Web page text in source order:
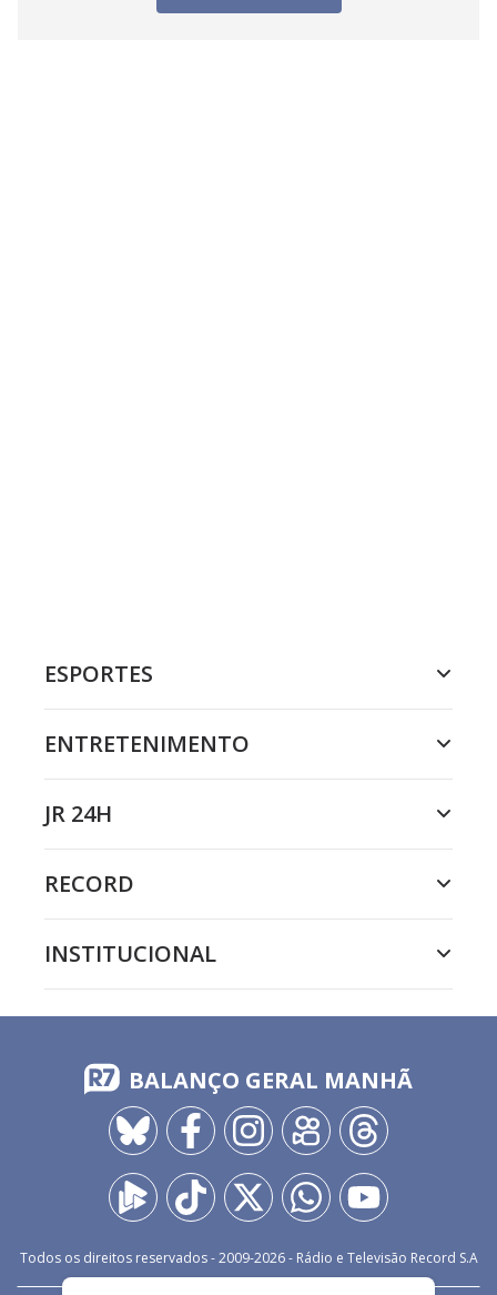
ESPORTES
ENTRETENIMENTO
JR 24H
RECORD
INSTITUCIONAL
BALANÇO GERAL MANHÃ
Todos os direitos reservados - 2009-2026- Rádio e Televisão Record S.A